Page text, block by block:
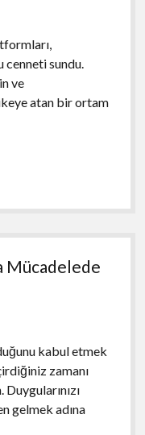
cenneti sundu.
ve
atan bir ortam
Mücadelede
kabul etmek
zamanı
gelmek adına